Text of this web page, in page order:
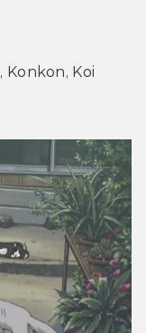
Konkon, Koi